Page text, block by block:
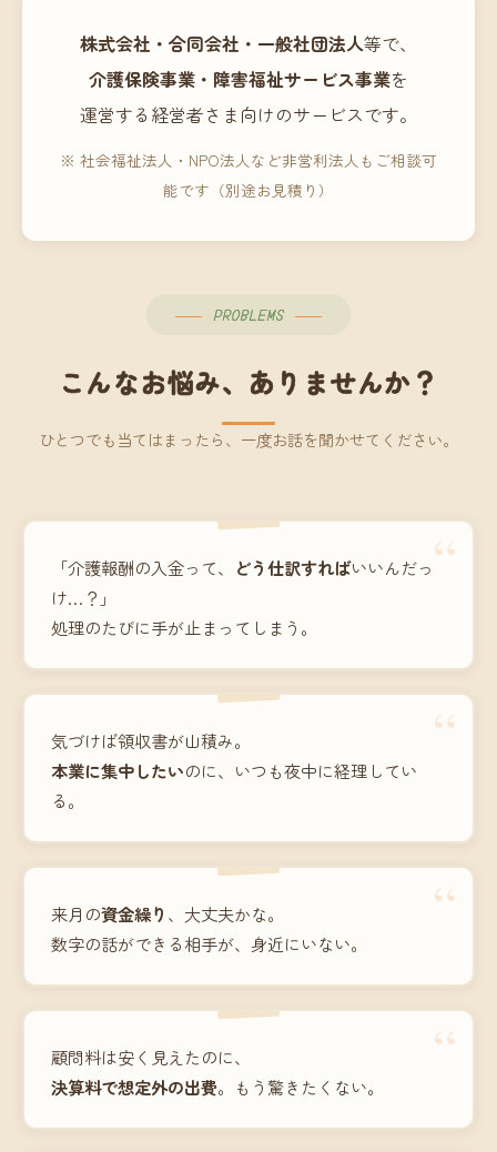
株式会社・合同会社・一般社団法人等で、
介護保険事業・障害福祉サービス事業を
運営する経営者さま向けのサービスです。
※ 社会福祉法人・NPO法人など非営利法人もご相談可
能です（別途お見積り）
PROBLEMS
こんなお悩み、ありませんか？
ひとつでも当てはまったら、一度お話を聞かせてください。
“
「介護報酬の入金って、 どう仕訳すればいいんだっ
け…？」
処理のたびに手が止まってしまう。
“
気づけば領収書が山積み。
本業に集中したいのに、いつも夜中に経理してい
る。
“
来月の資金繰り 、大丈夫かな。
数字の話ができる相手が、身近にいない。
“
顧問料は安く見えたのに、
決算料で想定外の出費。もう驚きたくない。